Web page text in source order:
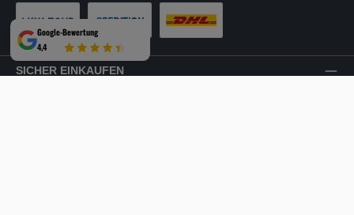
LKW-Tour Spedition
SICHER EINKAUFEN
Google-Bewertung
4,4